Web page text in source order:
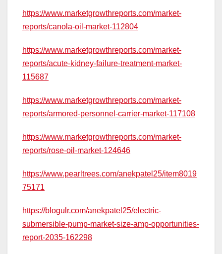
https://www.marketgrowthreports.com/market-
reports/canola-oil-market-112804
https://www.marketgrowthreports.com/market-
reports/acute-kidney-failure-treatment-market-
115687
https://www.marketgrowthreports.com/market-
reports/armored-personnel-carrier-market-117108
https://www.marketgrowthreports.com/market-
reports/rose-oil-market-124646
https://www.pearltrees.com/anekpatel25/item8019
75171
https://blogulr.com/anekpatel25/electric-
submersible-pump-market-size-amp-opportunities-
report-2035-162298